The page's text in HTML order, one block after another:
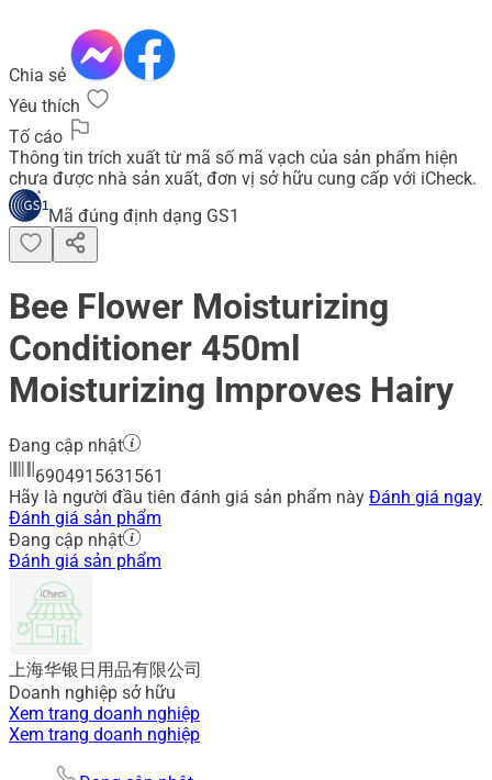
Chia sẻ
Yêu thích
Tố cáo
Thông tin trích xuất từ mã số mã vạch của sản phẩm hiện
chưa được nhà sản xuất, đơn vị sở hữu cung cấp với iCheck.
Mã đúng định dạng GS1
Bee Flower Moisturizing
Conditioner 450ml
Moisturizing Improves Hairy
Đang cập nhật
6904915631561
Hãy là người đầu tiên đánh giá sản phẩm này Đánh giá ngay
Đánh giá sản phẩm
Đang cập nhật
Đánh giá sản phẩm
上海华银日用品有限公司
Doanh nghiệp sở hữu
Xem trang doanh nghiệp
Xem trang doanh nghiệp